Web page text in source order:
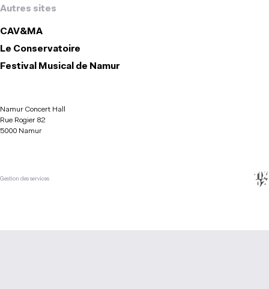
Autres sites
CAV&MA
Le Conservatoire
Festival Musical de Namur
Namur Concert Hall
Rue Rogier 82
5000 Namur
Gestion des services